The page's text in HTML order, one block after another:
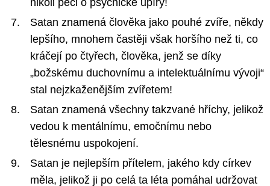
Satan znamená člověka jako pouhé zvíře, někdy
lepšího, mnohem častěji však horšího než ti, co
kráčejí po čtyřech, člověka, jenž se díky
„božskému duchovnímu a intelektuálnímu vývoji“
stal nejzkaženějším zvířetem!
Satan znamená všechny takzvané hříchy, jelikož
vedou k mentálnímu, emočnímu nebo
tělesnému uspokojení.
Satan je nejlepším přítelem, jakého kdy církev
měla, jelikož ji po celá ta léta pomáhal udržovat